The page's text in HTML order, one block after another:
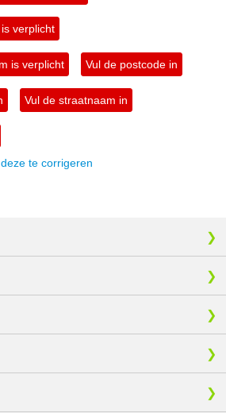
verplicht
is verplicht Vul de postcode in
Vul de straatnaam in
te corrigeren